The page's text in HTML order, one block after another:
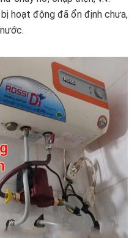
hoạt động đã ổn định chưa,